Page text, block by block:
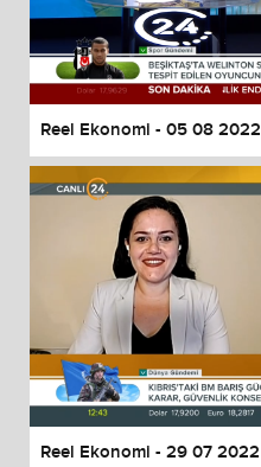
Reel Ekonomi - 05 08 2022
Reel Ekonomi - 29 07 2022